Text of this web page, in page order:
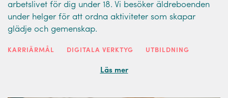
arbetslivet för dig under 18. Vi besöker äldreboenden
under helger för att ordna aktiviteter som skapar
glädje och gemenskap.
KARRIÄRMÅL DIGITALA VERKTYG UTBILDNING
Läs mer